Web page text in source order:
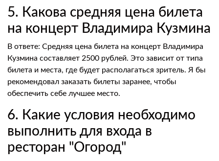
5. Какова средняя цена билета
на концерт Владимира Кузмина
В ответе: Средняя цена билета на концерт Владимира
Кузмина составляет 2500 рублей. Это зависит от типа
билета и места, где будет располагаться зритель. Я бы
рекомендовал заказать билеты заранее, чтобы
обеспечить себе лучшее место.
6. Какие условия необходимо
выполнить для входа в
ресторан "Огород"